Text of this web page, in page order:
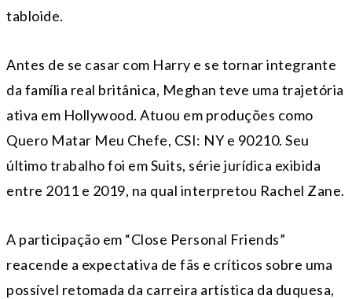
tabloide.
Antes de se casar com Harry e se tornar integrante
da família real britânica, Meghan teve uma trajetória
ativa em Hollywood. Atuou em produções como
Quero Matar Meu Chefe, CSI: NY e 90210. Seu
último trabalho foi em Suits, série jurídica exibida
entre 2011 e 2019, na qual interpretou Rachel Zane.
A participação em “Close Personal Friends”
reacende a expectativa de fãs e críticos sobre uma
possível retomada da carreira artística da duquesa,